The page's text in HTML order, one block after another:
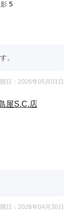
5
。
日：2026年05月01日
屋S.C.店
日：2026年04月30日